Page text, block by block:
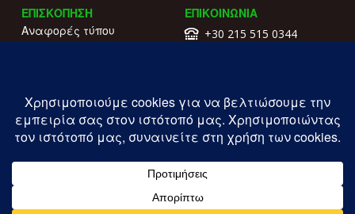
ΕΠΙΣΚΟΠΗΣΗ
Αναφορές τύπου
Πολιτική απορρήτου
ΕΠΙΚΟΙΝΩΝΙΑ
+30 215 515 0344
ΓΕΜΗ: 177203407000
Copyright ILIOFOS IM © 2026